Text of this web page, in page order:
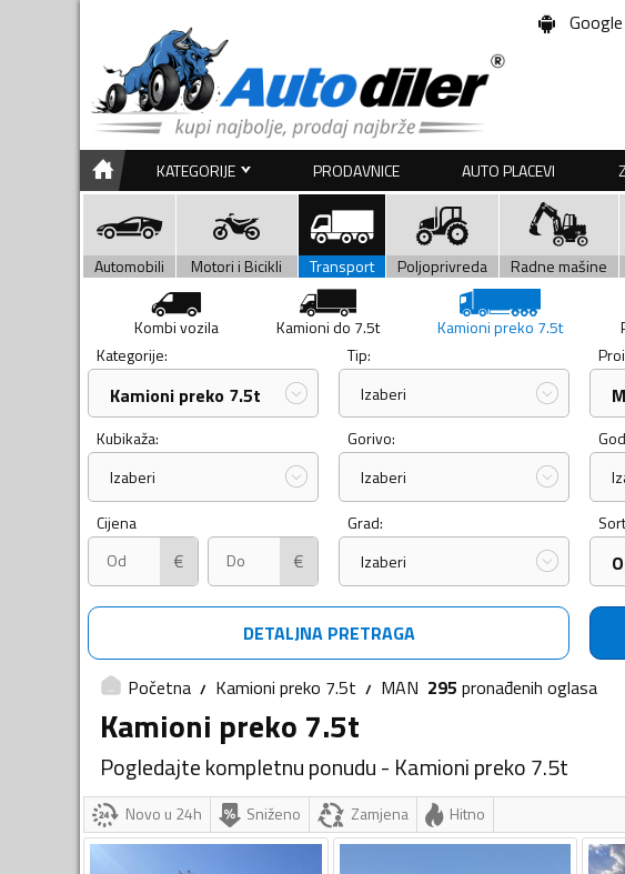
KATEGORIJE PRODAVNICE AUTO PLACEVI
Automobili Motori i Bicikli Transport Poljoprivreda Radne mašine
Kombi vozila Kamioni do 7.5t Kamioni preko 7.5t
Kategorije:
Kamioni preko 7.5t
Tip:
Izaberi
Kubikaža:
Izaberi
Gorivo:
Izaberi
Cijena
€ €
Grad:
Izaberi
DETALJNA PRETRAGA
Početna Kamioni preko 7.5t MAN 295 pronađenih oglasa
Kamioni preko 7.5t
Pogledajte kompletnu ponudu - Kamioni preko 7.5t
Novo u 24h Sniženo Zamjena Hitno